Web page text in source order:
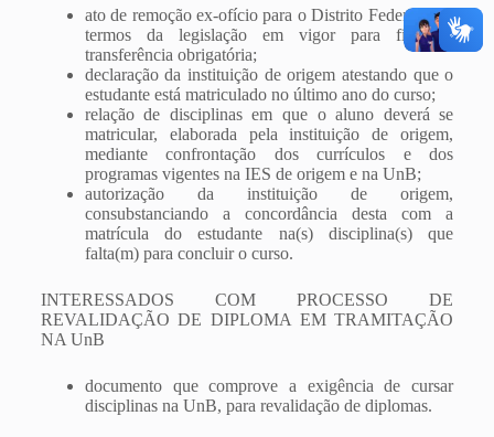
ato de remoção ex-ofício para o Distrito Federal, nos
termos da legislação em vigor para fins de
transferência obrigatória;
declaração da instituição de origem atestando que o
estudante está matriculado no último ano do curso;
relação de disciplinas em que o aluno deverá se
matricular, elaborada pela instituição de origem,
mediante confrontação dos currículos e dos
programas vigentes na IES de origem e na UnB;
autorização da instituição de origem,
consubstanciando a concordância desta com a
matrícula do estudante na(s) disciplina(s) que
falta(m) para concluir o curso.
INTERESSADOS COM PROCESSO DE
REVALIDAÇÃO DE DIPLOMA EM TRAMITAÇÃO
NA UnB
documento que comprove a exigência de cursar
disciplinas na UnB, para revalidação de diplomas.